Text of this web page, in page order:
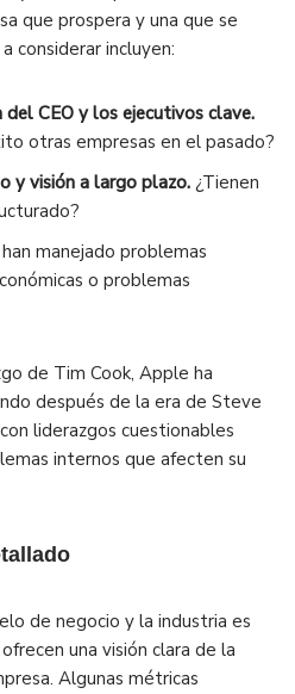
que prospera y una que se
considerar incluyen:
CEO y los ejecutivos clave.
otras empresas en el pasado?
y visión a largo plazo. ¿Tienen
han manejado problemas
o problemas
de Tim Cook, Apple ha
después de la era de Steve
liderazgos cuestionables
internos que afecten su
de negocio y la industria es
una visión clara de la
Algunas métricas